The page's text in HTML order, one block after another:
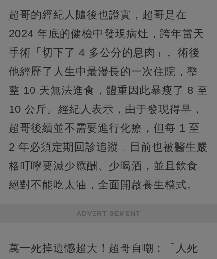
超哥的經紀人隨後也證實，超哥是在
2024 年底的健檢中發現病灶，跨年當天
手術「切下了 4 多公分的息肉」。術後
他經歷了人生中最漫長的一次住院，整
整 10 天無法進食，體重因此暴瘦了 8 至
10 公斤。經紀人表示，由于發現得早，
超哥後續並不需要進行化療，但每 1 至
2 年必須定期回診追蹤，目前也被醫生嚴
格叮嚀要減少應酬、少喝酒，並且飲食
絕對不能吃太油，全面開啟養生模式。
ADVERTISEMENT
萬一死掉遺憾超大！超哥自嘲：「人死